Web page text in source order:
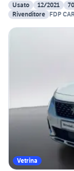
Usato
12/2021
Rivenditore FDP
Vetrina